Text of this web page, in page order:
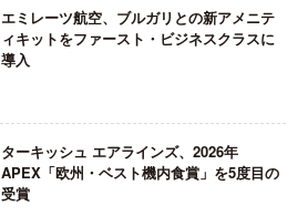
エミレーツ航空、ブルガリとの新アメニテ
ィキットをファースト・ビジネスクラスに
導入
ターキッシュ エアラインズ、2026年
APEX「欧州・ベスト機内食賞」を5度目の
受賞